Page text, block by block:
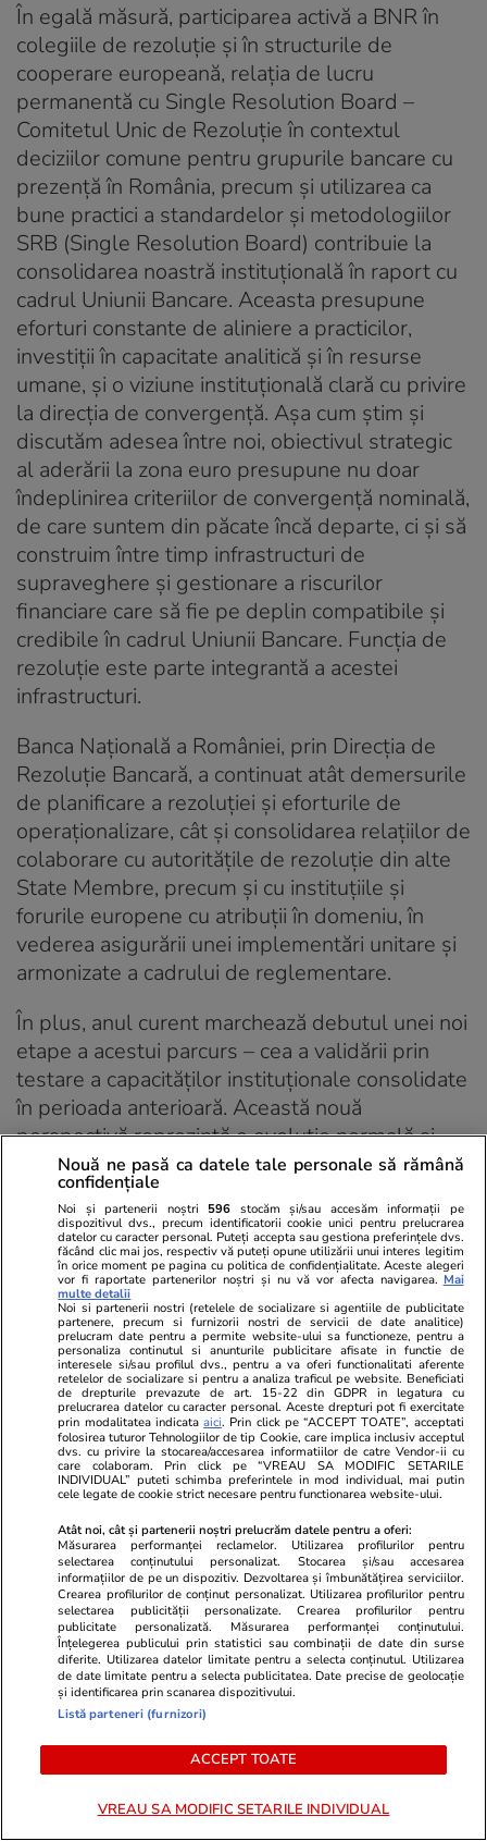
În egală măsură, participarea activă a BNR în
colegiile de rezoluție și în structurile de
cooperare europeană, relația de lucru
permanentă cu Single Resolution Board –
Comitetul Unic de Rezoluție în contextul
deciziilor comune pentru grupurile bancare cu
prezență în România, precum și utilizarea ca
bune practici a standardelor și metodologiilor
SRB (Single Resolution Board) contribuie la
consolidarea noastră instituțională în raport cu
cadrul Uniunii Bancare. Aceasta presupune
eforturi constante de aliniere a practicilor,
investiții în capacitate analitică și în resurse
umane, și o viziune instituțională clară cu privire
la direcția de convergență. Așa cum știm și
discutăm adesea între noi, obiectivul strategic
al aderării la zona euro presupune nu doar
îndeplinirea criteriilor de convergență nominală,
de care suntem din păcate încă departe, ci și să
construim între timp infrastructuri de
supraveghere și gestionare a riscurilor
financiare care să fie pe deplin compatibile și
credibile în cadrul Uniunii Bancare. Funcția de
rezoluție este parte integrantă a acestei
infrastructuri.
Banca Națională a României, prin Direcția de
Rezoluție Bancară, a continuat atât demersurile
de planificare a rezoluției și eforturile de
operaționalizare, cât și consolidarea relațiilor de
colaborare cu autoritățile de rezoluție din alte
State Membre, precum și cu instituțiile și
forurile europene cu atribuții în domeniu, în
vederea asigurării unei implementări unitare și
armonizate a cadrului de reglementare.
În plus, anul curent marchează debutul unei noi
etape a acestui parcurs – cea a validării prin
testare a capacităților instituționale consolidate
în perioada anterioară. Această nouă
perspectivă reprezintă o evoluție normală și
cristalizează un obiectiv întemeiat al
autorităților de rezoluție europene, acela de a
se asigura că băncile pot fi soluționabile nu
doar teoretic, ci și în practică.
În acest scop, în România, la fel ca în celelalte
state membre UE, au fost elaborate programe
multianuale de testare pentru acele bănci
pentru care strategia de soluționare identificată
în plan este rezoluția, un demers menit să
asigure o abordare coerentă, graduală și
riguroasă a procesului de verificare a
capacităților de soluționare dezvoltate până în
prezent.
Una din dimensiunile esențiale ale rezoluției
bancare o reprezintă finanțarea, unde prima
linie de apărare o constituie resursele pentru
absorbția pierderilor și recapitalizare, sau așa
cum este cunoscut – MREL (Minimum
Requirement for Own Funds and Eligible
Liabilities).
Asigurarea și menținerea de către instituțiile de
credit a unui nivel corespunzător al acestor
Nouă ne pasă ca datele tale personale să rămână
confidențiale
Noi și partenerii noștri 596 stocăm și/sau accesăm informații pe
dispozitivul dvs., precum identificatorii cookie unici pentru prelucrarea
datelor cu caracter personal. Puteți accepta sau gestiona preferințele dvs.
făcând clic mai jos, respectiv vă puteți opune utilizării unui interes legitim
în orice moment pe pagina cu politica de confidențialitate. Aceste alegeri
vor fi raportate partenerilor noștri și nu vă vor afecta navigarea. Mai
multe detalii
Noi si partenerii nostri (retelele de socializare si agentiile de publicitate
partenere, precum si furnizorii nostri de servicii de date analitice)
prelucram date pentru a permite website-ului sa functioneze, pentru a
personaliza continutul si anunturile publicitare afisate in functie de
interesele si/sau profilul dvs., pentru a va oferi functionalitati aferente
retelelor de socializare si pentru a analiza traficul pe website. Beneficiati
de drepturile prevazute de art. 15-22 din GDPR in legatura cu
prelucrarea datelor cu caracter personal. Aceste drepturi pot fi exercitate
prin modalitatea indicataaici. Prin click pe “ACCEPT TOATE”, acceptati
folosirea tuturor Tehnologiilor de tip Cookie, care implica inclusiv acceptul
dvs. cu privire la stocarea/accesarea informatiilor de catre Vendor-ii cu
care colaboram. Prin click pe “VREAU SA MODIFIC SETARILE
INDIVIDUAL” puteti schimba preferintele in mod individual, mai putin
cele legate de cookie strict necesare pentru functionarea website-ului.
Atât noi, cât și partenerii noștri prelucrăm datele pentru a oferi:
Măsurarea performanței reclamelor. Utilizarea profilurilor pentru
selectarea conținutului personalizat. Stocarea și/sau accesarea
informațiilor de pe un dispozitiv. Dezvoltarea și îmbunătățirea serviciilor.
Crearea profilurilor de conținut personalizat. Utilizarea profilurilor pentru
selectarea publicității personalizate. Crearea profilurilor pentru
publicitate personalizată. Măsurarea performanței conținutului.
Înțelegerea publicului prin statistici sau combinații de date din surse
diferite. Utilizarea datelor limitate pentru a selecta conținutul. Utilizarea
de date limitate pentru a selecta publicitatea. Date precise de geolocație
și identificarea prin scanarea dispozitivului.
Listă parteneri (furnizori)
ACCEPT TOATE
VREAU SA MODIFIC SETARILE INDIVIDUAL